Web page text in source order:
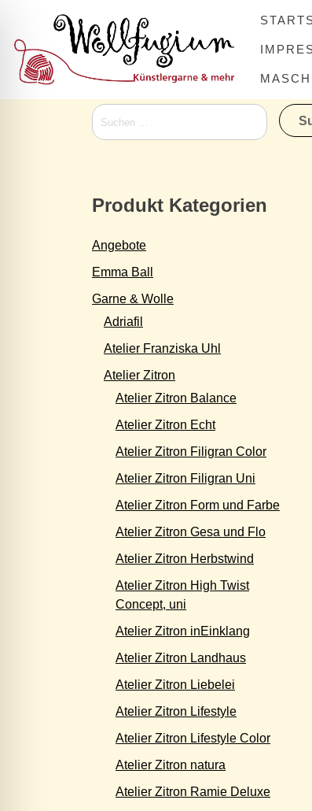
content
Suchen
nach:
Produkt Kategorien
Angebote
Emma Ball
Garne & Wolle
Adriafil
Atelier Franziska Uhl
Atelier Zitron
Atelier Zitron Balance
Atelier Zitron Echt
Atelier Zitron Filigran Color
Atelier Zitron Filigran Uni
Atelier Zitron Form und Farbe
Atelier Zitron Gesa und Flo
Atelier Zitron Herbstwind
Atelier Zitron High Twist
Concept, uni
Atelier Zitron inEinklang
Atelier Zitron Landhaus
Atelier Zitron Liebelei
Atelier Zitron Lifestyle
Atelier Zitron Lifestyle Color
Atelier Zitron natura
Atelier Zitron Ramie Deluxe